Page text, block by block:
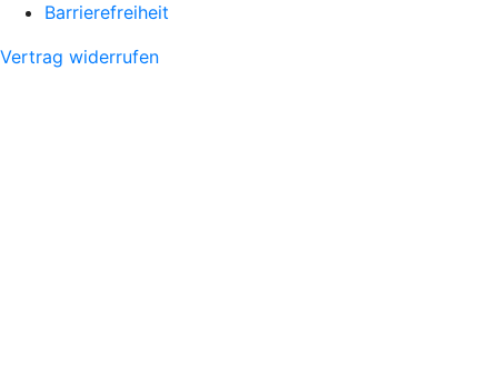
Barrierefreiheit
Vertrag widerrufen